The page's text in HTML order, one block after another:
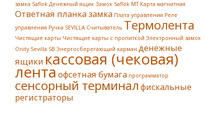
замка Saflok Денежный ящик Замок Saflok MT Карта магнитная
Ответная планка замка Плата управления Реле
управления Ручка SEVILLA Считыватель Термолента
Чистящие карты Чистящие карты с пропиткой Электронный замок
Onity Sevilla SB Энергосберегающий карман денежные
ящики кассовая (чековая)
лента офсетная бумага программатор
сенсорный терминал фискальные
регистраторы